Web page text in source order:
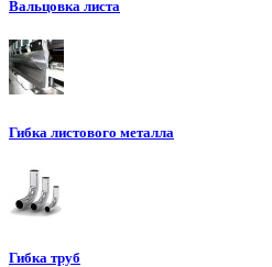
Вальцовка листа
Гибка листового металла
Гибка труб